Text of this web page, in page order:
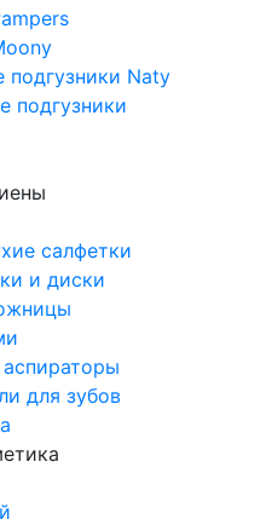
подгузники Naty
подгузники
салфетки
и диски
для зубов